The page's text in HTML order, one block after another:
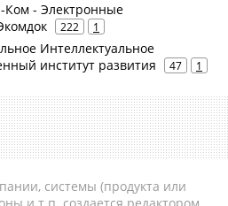
Ком - Электронные
222 1
Интеллектуальное
институт развития
47 1
системы (продукта или